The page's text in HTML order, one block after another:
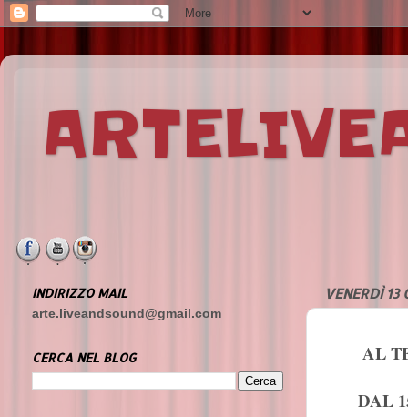
VENERDÌ 13
AL
DAL
INDIRIZZO MAIL
arte.liveandsound@gmail.com
CERCA NEL BLOG